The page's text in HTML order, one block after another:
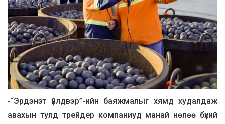
-“Эрдэнэт үйлдвэр”-ийн баяжмалыг хямд худалдаж
авахын тулд трейдер компаниуд манай нөлөө бүхий